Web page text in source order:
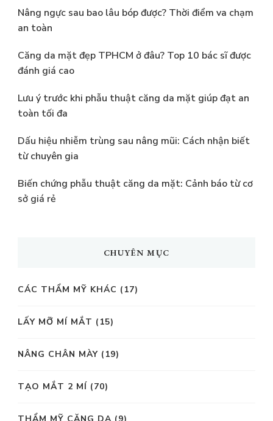
Nâng ngực sau bao lâu bóp được? Thời điểm va chạm
an toàn
Căng da mặt đẹp TPHCM ở đâu? Top 10 bác sĩ được
đánh giá cao
Lưu ý trước khi phẫu thuật căng da mặt giúp đạt an
toàn tối đa
Dấu hiệu nhiễm trùng sau nâng mũi: Cách nhận biết
từ chuyên gia
Biến chứng phẫu thuật căng da mặt: Cảnh báo từ cơ
sở giá rẻ
CHUYÊN MỤC
CÁC THẨM MỸ KHÁC (17)
LẤY MỠ MÍ MẮT (15)
NÂNG CHÂN MÀY (19)
TẠO MẮT 2 MÍ (70)